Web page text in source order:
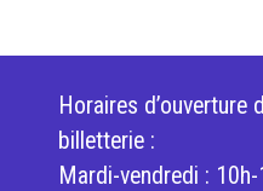
Horaires d’ouverture
billetterie :
Mardi-vendredi :